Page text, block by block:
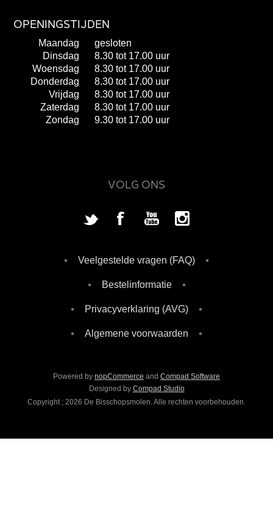
OPENINGSTIJDEN
Maandag
gesloten
Dinsdag
8.30 tot 17.00 uur
Woensdag
8.30 tot 17.00 uur
Donderdag
8.30 tot 17.00 uur
Vrijdag
8.30 tot 17.00 uur
Zaterdag
8.30 tot 17.00 uur
Zondag
9.30 tot 17.00 uur
VOLG ONS
Veelgestelde vragen (FAQ)
Bestelinformatie
Privacyverklaring (AVG)
Algemene voorwaarden
Powered by nopCommerce and Compad Software
Designed by Compad Studio
Copyright ; 2026 De Bisschopsmolen. Alle rechten voorbehouden.